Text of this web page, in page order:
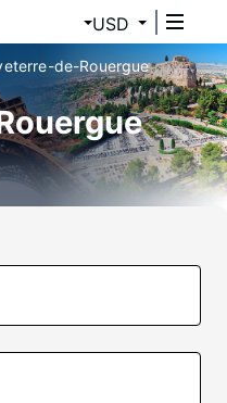
USD
de-Rouergue